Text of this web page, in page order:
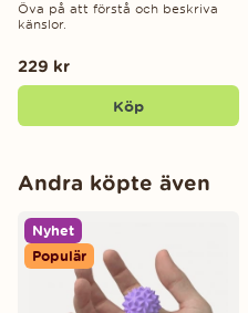
Öva på att förstå och beskriva
känslor.
229 kr
Köp
Andra köpte även
Nyhet
Populär